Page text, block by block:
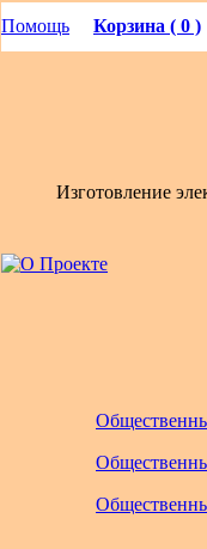
Помощь Корзина ( 0 )
Изготовление